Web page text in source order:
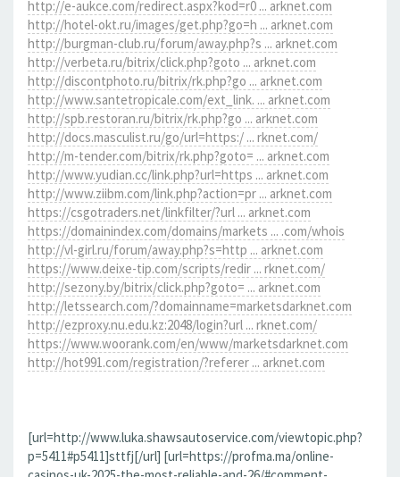
http://e-aukce.com/redirect.aspx?kod=r0 ... arknet.com
http://hotel-okt.ru/images/get.php?go=h ... arknet.com
http://burgman-club.ru/forum/away.php?s ... arknet.com
http://verbeta.ru/bitrix/click.php?goto ... arknet.com
http://discontphoto.ru/bitrix/rk.php?go ... arknet.com
http://www.santetropicale.com/ext_link. ... arknet.com
http://spb.restoran.ru/bitrix/rk.php?go ... arknet.com
http://docs.masculist.ru/go/url=https:/ ... rknet.com/
http://m-tender.com/bitrix/rk.php?goto= ... arknet.com
http://www.yudian.cc/link.php?url=https ... arknet.com
http://www.ziibm.com/link.php?action=pr ... arknet.com
https://csgotraders.net/linkfilter/?url ... arknet.com
https://domainindex.com/domains/markets ... .com/whois
http://vl-girl.ru/forum/away.php?s=http ... arknet.com
https://www.deixe-tip.com/scripts/redir ... rknet.com/
http://sezony.by/bitrix/click.php?goto= ... arknet.com
http://letssearch.com/?domainname=marketsdarknet.com
http://ezproxy.nu.edu.kz:2048/login?url ... rknet.com/
https://www.woorank.com/en/www/marketsdarknet.com
http://hot991.com/registration/?referer ... arknet.com
[url=http://www.luka.shawsautoservice.com/viewtopic.php?
p=5411#p5411]sttfj[/url] [url=https://profma.ma/online-